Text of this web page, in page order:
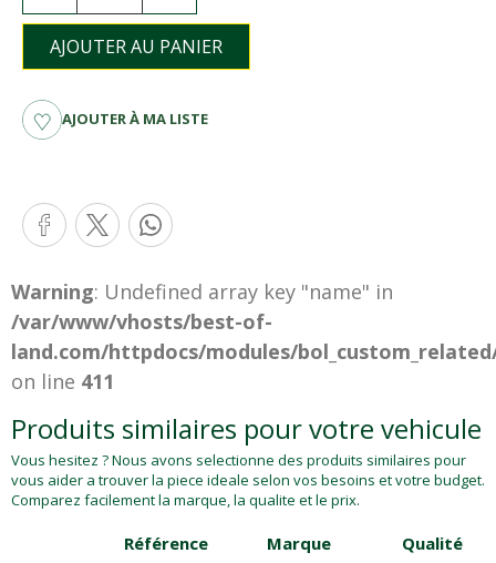
AJOUTER AU PANIER
AJOUTER À MA LISTE
Warning: Undefined array key "name" in
/var/www/vhosts/best-of-
land.com/httpdocs/modules/
on line 411
Produits similaires pour votre vehicule
Vous hesitez ? Nous avons selectionne des produits similaires pour
vous aider a trouver la piece ideale selon vos besoins et votre budget.
Comparez facilement la marque, la qualite et le prix.
Référence Marque Qualité